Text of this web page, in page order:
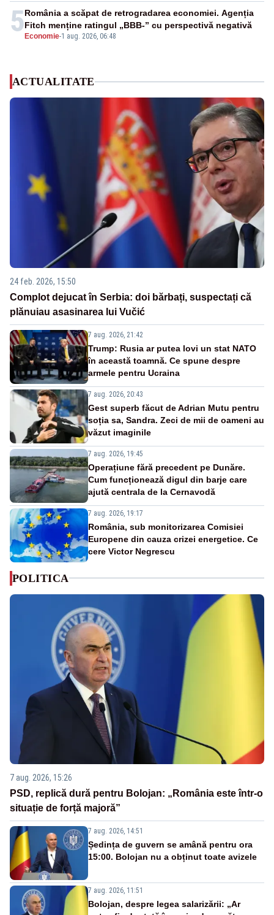
5 Economie-1 aug. 2026, 06:48
România a scăpat de retrogradarea economiei. Agenția
Fitch menține ratingul „BBB-” cu perspectivă negativă
ACTUALITATE
24 feb. 2026, 15:50
Complot dejucat în Serbia: doi bărbați, suspectați că
plănuiau asasinarea lui Vučić
7 aug. 2026, 21:42
Trump: Rusia ar putea lovi un stat NATO
în această toamnă. Ce spune despre
armele pentru Ucraina
7 aug. 2026, 20:43
Gest superb făcut de Adrian Mutu pentru
soția sa, Sandra. Zeci de mii de oameni au
văzut imaginile
7 aug. 2026, 19:45
Operațiune fără precedent pe Dunăre.
Cum funcționează digul din barje care
ajută centrala de la Cernavodă
7 aug. 2026, 19:17
România, sub monitorizarea Comisiei
Europene din cauza crizei energetice. Ce
cere Victor Negrescu
POLITICA
7 aug. 2026, 15:26
PSD, replică dură pentru Bolojan: „România este într-o
situație de forță majoră”
7 aug. 2026, 14:51
Ședința de guvern se amână pentru ora
15:00. Bolojan nu a obținut toate avizele
7 aug. 2026, 11:51
Bolojan, despre legea salarizării: „Ar